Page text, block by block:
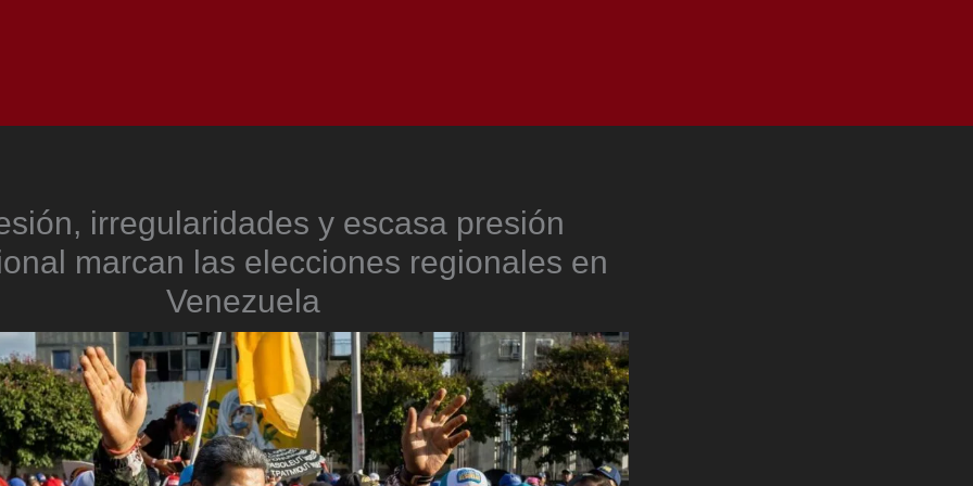
irregularidades y escasa presión
marcan las elecciones regionales en
Venezuela